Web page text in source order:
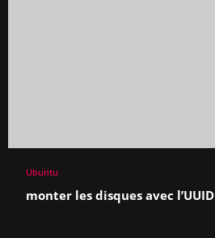
Ubuntu
monter les disques avec l’UUID